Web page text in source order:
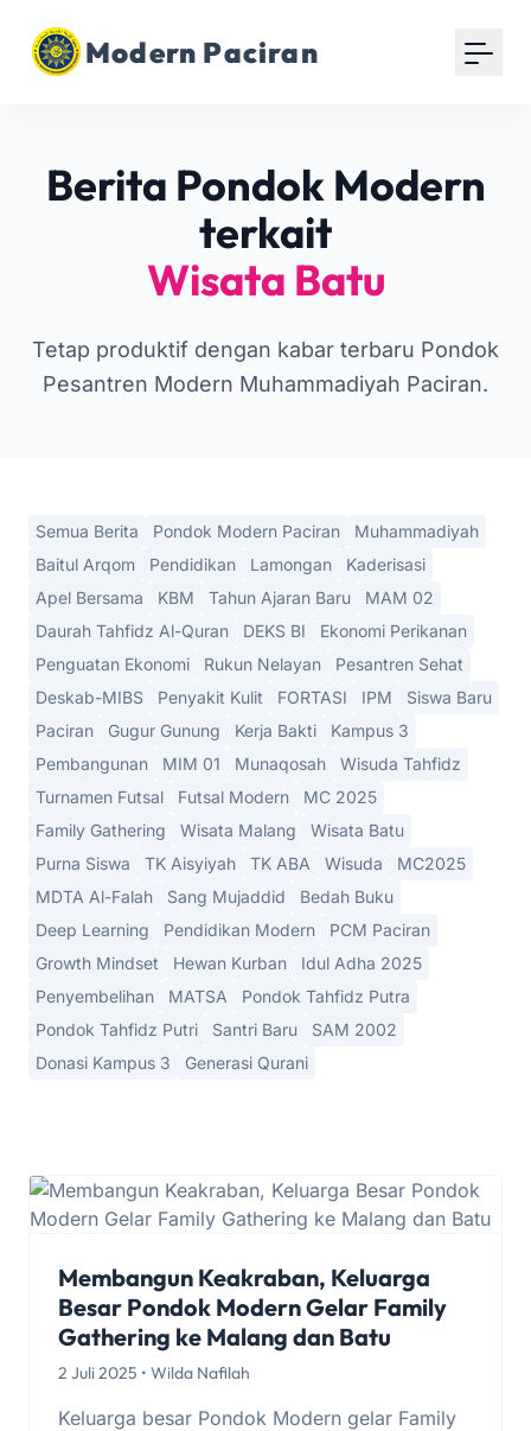
Modern Paciran
Berita Pondok Modern
terkait
Wisata Batu
Tetap produktif dengan kabar terbaru Pondok
Pesantren Modern Muhammadiyah Paciran.
Semua Berita Pondok Modern Paciran
Muhammadiyah
Baitul Arqom
Pendidikan Lamongan
Kaderisasi
Apel Bersama
KBM Tahun Ajaran Baru
MAM 02
Daurah Tahfidz Al-Quran
DEKS BI
Ekonomi Perikanan
Penguatan Ekonomi
Rukun Nelayan
Pesantren Sehat
Deskab-MIBS
Penyakit Kulit FORTASI IPM
Siswa Baru
Paciran
Gugur Gunung Kerja Bakti
Kampus 3
Pembangunan
MIM 01 Munaqosah
Wisuda Tahfidz
Turnamen Futsal
Futsal Modern
MC 2025
Family Gathering
Wisata Malang
Wisata Batu
Purna Siswa
TK Aisyiyah TK ABA Wisuda
MC2025
MDTA Al-Falah
Sang Mujaddid
Bedah Buku
Deep Learning
Pendidikan Modern
PCM Paciran
Growth Mindset
Hewan Kurban
Idul Adha 2025
Penyembelihan
MATSA
Pondok Tahfidz Putra
Pondok Tahfidz Putri
Santri Baru
SAM 2002
Donasi Kampus 3
Generasi Qurani
Membangun Keakraban, Keluarga
Besar Pondok Modern Gelar Family
Gathering ke Malang dan Batu
2 Juli 2025 • Wilda Nafilah
Keluarga besar Pondok Modern gelar Family